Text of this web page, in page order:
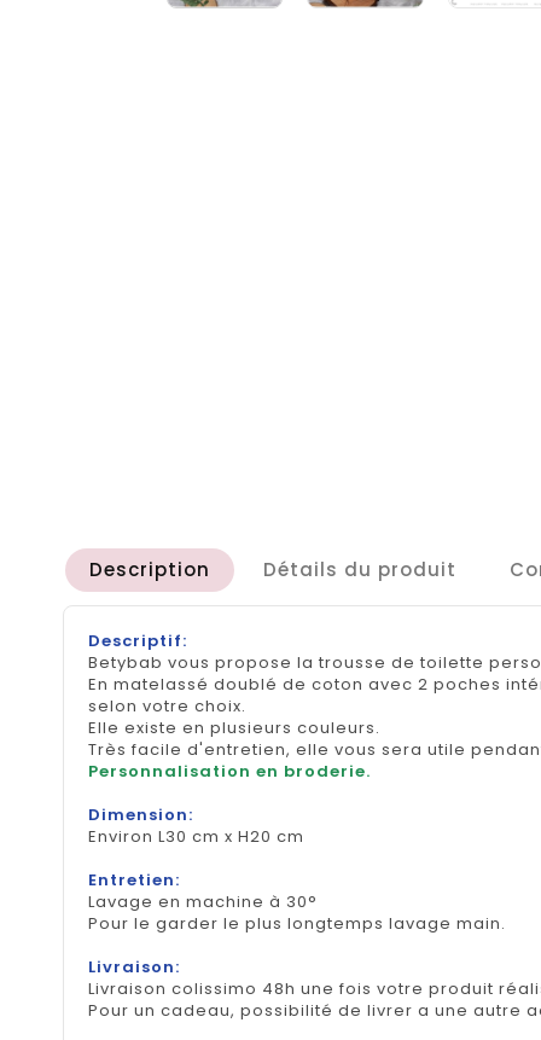
Description Détails du produit
Descriptif:
Betybab vous propose la trousse de toilette
En matelassé doublé de coton avec 2 poches
selon votre choix.
Elle existe en plusieurs couleurs.
Très facile d'entretien, elle vous sera utile
Personnalisation en broderie.
Dimension:
Environ L30 cm x H20 cm
Entretien:
Lavage en machine à 30°
Pour le garder le plus longtemps lavage main.
Livraison:
Livraison colissimo 48h une fois votre produit
Pour un cadeau, possibilité de livrer a une autre